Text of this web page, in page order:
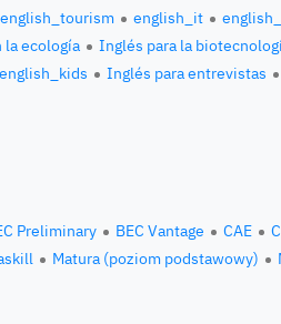
english_tourism english_it
la ecología Inglés para la
english_kids Inglés para entrevistas
Preliminary BEC Vantage CAE
Matura (poziom podstawowy)